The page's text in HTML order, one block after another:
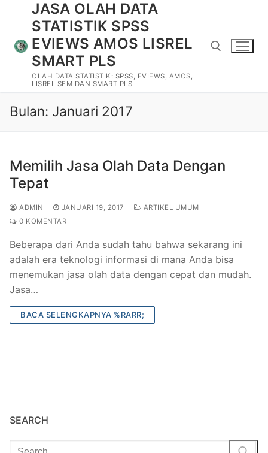
konten
JASA OLAH DATA
STATISTIK SPSS
EVIEWS AMOS LISREL
SMART PLS
OLAH DATA STATISTIK: SPSS, EVIEWS, AMOS,
LISREL SEM DAN SMART PLS
Cari:
Tentang Kami
Belajar SPSS
Tutorial Olah Data
Bulan: Januari 2017
Memilih Jasa Olah Data Dengan
Tepat
ADMIN JANUARI 19, 2017
ARTIKEL UMUM
0 KOMENTAR
Beberapa dari Anda sudah tahu bahwa sekarang ini
adalah era teknologi informasi di mana Anda bisa
menemukan jasa olah data dengan cepat dan mudah.
Jasa…
BACA SELENGKAPNYA %RARR;
SEARCH
Cari: